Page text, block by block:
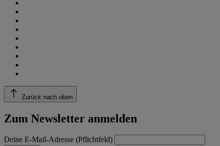
Zurück nach oben
Zum Newsletter anmelden
Deine E-Mail-Adresse (Pflichtfeld)